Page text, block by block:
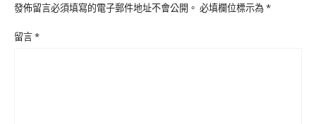
發佈留言必須填寫的電子郵件地址不會公開。 必填欄位標示為*
留言*